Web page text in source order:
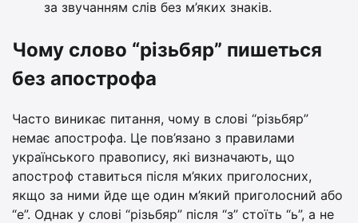
за звучанням слів без м’яких знаків.
Чому слово “різьбяр” пишеться
без апострофа
Часто виникає питання, чому в слові “різьбяр”
немає апострофа. Це пов’язано з правилами
українського правопису, які визначають, що
апостроф ставиться після м’яких приголосних,
якщо за ними йде ще один м’який приголосний або
“е”. Однак у слові “різьбяр” після “з” стоїть “ь”, а не